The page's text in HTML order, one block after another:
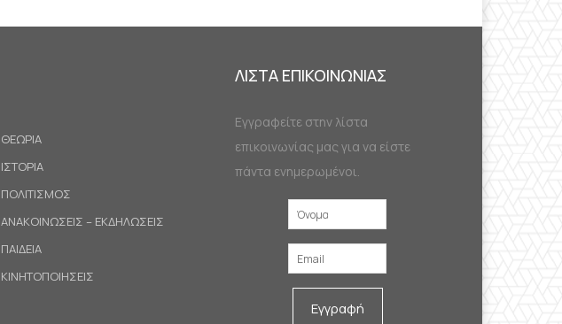
ΘΕΩΡΙΑ
ΙΣΤΟΡΙΑ
ΠΟΛΙΤΙΣΜΟΣ
ΑΝΑΚΟΙΝΩΣΕΙΣ – ΕΚΔΗΛΩΣΕΙΣ
ΠΑΙΔΕΙΑ
ΚΙΝΗΤΟΠΟΙΗΣΕΙΣ
ΛΙΣΤΑ ΕΠΙΚΟΙΝΩΝΙΑΣ
Εγγραφείτε στην λίστα
επικοινωνίας μας για να είστε
πάντα ενημερωμένοι.
Εγγραφή